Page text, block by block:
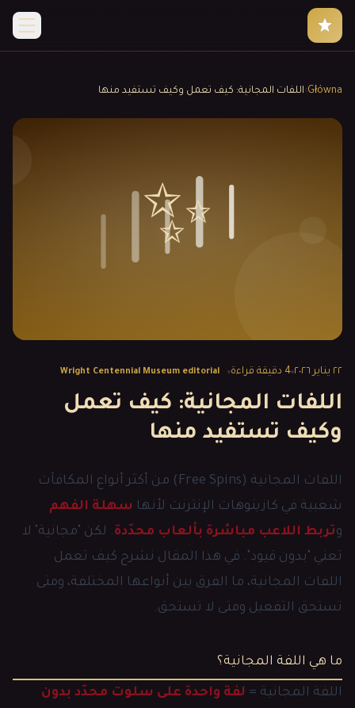
Główna
›اللفات المجانية: كيف تعمل وكيف تستفيد منها
✨
٢٢ يناير ٢٠٢٦ 4 دقيقة قراءة Wright Centennial Museum editorial
اللفات المجانية: كيف تعمل
وكيف تستفيد منها
اللفات المجانية (Free Spins) من أكثر أنواع المكافآت
شعبية في كازينوهات الإنترنت لأنها سهلة الفهم
وتربط اللاعب مباشرة بألعاب محدّدة. لكن "مجانية" لا
تعني "بدون قيود". في هذا المقال نشرح كيف تعمل
اللفات المجانية، ما الفرق بين أنواعها المختلفة، ومتى
تستحق التفعيل ومتى لا تستحق.
ما هي اللفة المجانية؟
اللفة المجانية = لفة واحدة على سلوت محدّد بدون